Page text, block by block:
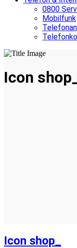
0800
Mobilfunk
Icon
Icon shop_